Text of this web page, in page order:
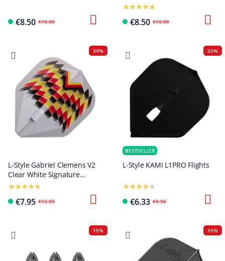
€8.50 €10.00 €8.50 €10.00
34%
L-Style Gabriel Clemens V2
Clear White Signature
Champagne L1EZ Flights
€7.95 €12.00
33%
BESTSELLER
L-Style KAMI L1PRO Flights
€6.33 €9.50
15% 15%